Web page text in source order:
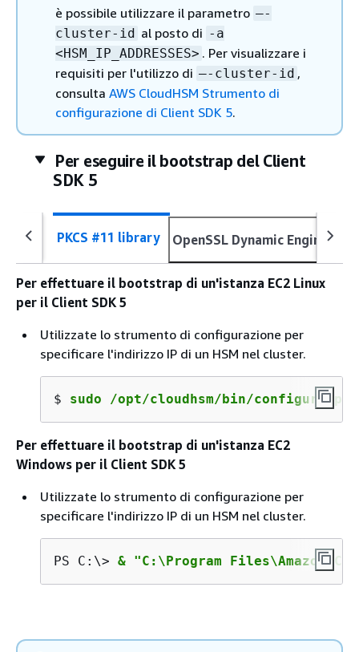
è possibile utilizzare il parametro –-
cluster-id al posto di -a
<HSM_IP_ADDRESSES> . Per visualizzare i
requisiti per l'utilizzo di –-cluster-id ,
consulta AWS CloudHSM Strumento di
configurazione di Client SDK 5.
Per eseguire il bootstrap del Client
SDK 5
PKCS #11 library OpenSSL Dynamic Engine
Per effettuare il bootstrap di un'istanza EC2 Linux
per il Client SDK 5
Utilizzate lo strumento di configurazione per
specificare l'indirizzo IP di un HSM nel cluster.
$ sudo /opt/cloudhsm/bin/configure-
Per effettuare il bootstrap di un'istanza EC2
Windows per il Client SDK 5
Utilizzate lo strumento di configurazione per
specificare l'indirizzo IP di un HSM nel cluster.
PS C:\> & "C:\Program